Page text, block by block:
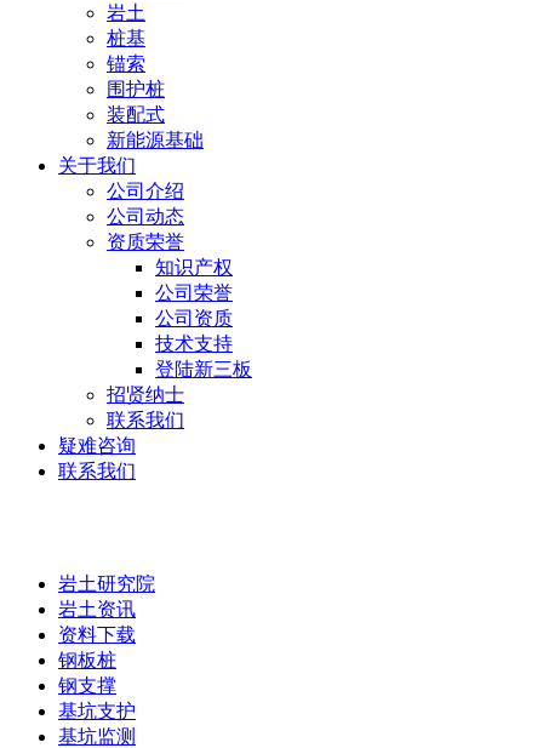
岩土
桩基
锚索
围护桩
装配式
新能源基础
关于我们
公司介绍
公司动态
资质荣誉
知识产权
公司荣誉
公司资质
技术支持
登陆新三板
招贤纳士
联系我们
疑难咨询
联系我们
岩土研究院
岩土资讯
资料下载
钢板桩
钢支撑
基坑支护
基坑监测